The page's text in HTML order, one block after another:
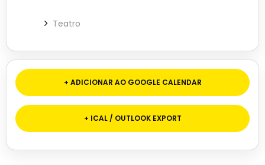
Teatro
+ ADICIONAR AO GOOGLE CALENDAR
+ ICAL / OUTLOOK EXPORT